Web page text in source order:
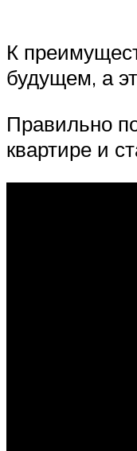
К
будущем, а
Правильно
квартире и